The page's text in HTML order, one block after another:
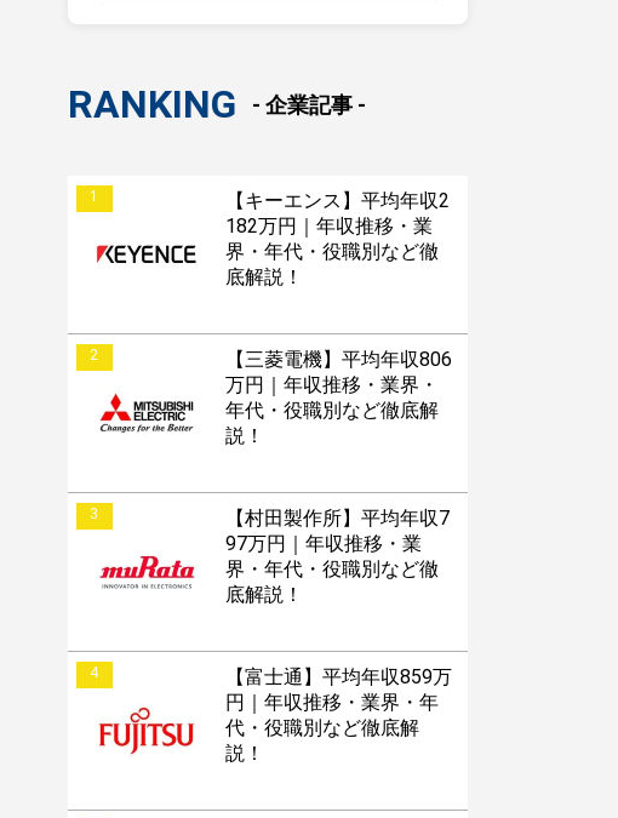
RANKING - 企業記事 -
1
【キーエンス】平均年収2
182万円｜年収推移・業
界・年代・役職別など徹
底解説！
2
【三菱電機】平均年収806
万円｜年収推移・業界・
年代・役職別など徹底解
説！
3
【村田製作所】平均年収7
97万円｜年収推移・業
界・年代・役職別など徹
底解説！
4
【富士通】平均年収859万
円｜年収推移・業界・年
代・役職別など徹底解
説！